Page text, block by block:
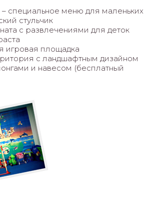
специальное меню для маленьких
стульчик
с развлечениями для деток
игровая площадка
с ландшафтным дизайном
и навесом (бесплатный